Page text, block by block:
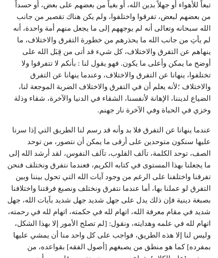
تبعاً للأهواء أو جهلاً بدين الله، أو بغياً من بعضهم على بعض، أو حسداً
من بعضهم لبعض، تفرقوا واختلفوا، ولم يكن هناك تقصير من جانب
الله سبحانه وتعالى أنه لم يوجههم إلى ما يجعل منهم أمة واحدة، أنه
لم يأتِ من جانب الله ما يحذرهم من خطورة التفرق والاختلاف، ما
ينهاهم عن التفرق والاختلاف، كل شيء قد أتى من قِبَل الله على
أوضح ما يمكن وأعلى ما يكون. فهو يقول لنا : بأنكم لا تتفرقوا ولا
تختلفوا، ينهانا عن التفرق والاختلاف، وعندما ينهانا عن التفرق
والاختلاف ؛لأنه يعلم أن في التفرق والاختلاف الضربة الموجعة لنا،
الضياع لديننا، الإهانة لأنفسنا، الشقاء في الدنيا والآخرة، شقاء وذلة
وخزي في الحياة وفي الآخرة نار جهنم.
عندما ينهانا عن التفرق فلا بد وأنه قد رسم لنا الطريق التي إذا سرنا
عليها سنكون متوحدين على أرقى ما يمكن أن نتصور، من توحد
الصف، توحد الكلمة، تآلف القلوب، تآلف النفوس، لقد أرشد الله إلى
ما يجعلنا بهذا المستوى في كتابه الكريم، فعندما نتفرق ونختلف فنحن
تفرقنا واختلفنا على الرغم من وجود آيات الله التي تحول بيننا وبين
التفرق لو عملنا بها، أما عندما نتفرق ونختلف ونصبغ فرقتنا واختلافنا
بصبغة دينية فإن ذلك يدل على جهل شديد جهل شديد بآيات الله، جهل
شديد في مقام معرفة الله، اتهام لله في حكمته، اتهام لله في رحمته،
اتهام لله في علمه وهدايته، ونقول: [لم تصلح الأمور إلا بهذا الشكل،
وليس لنا إلا هذه الطريق، فواجب على كل واحد منا أن يمشي عليها
بمفرده] كما هو منطق من يصبغهم [أصول الفقه] بقواعده، من